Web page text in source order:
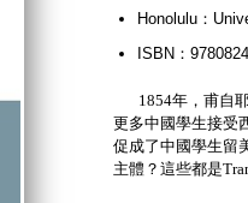
Honolulu：
ISBN：
1854年，甫自
更多中國學生接受
促成了中國學生留
主體？這些都是